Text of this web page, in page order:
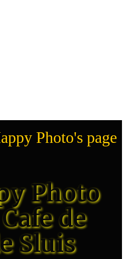
Photo's page
Photo
de
Sluis